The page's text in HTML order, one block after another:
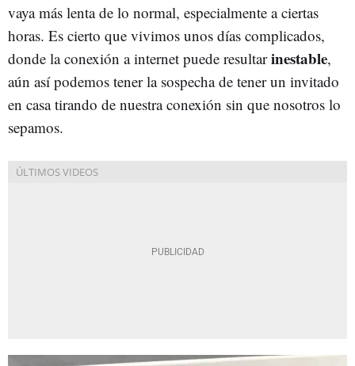
vaya más lenta de lo normal, especialmente a ciertas
horas. Es cierto que vivimos unos días complicados,
donde la conexión a internet puede resultarinestable,
aún así podemos tener la sospecha de tener un invitado
en casa tirando de nuestra conexión sin que nosotros lo
sepamos.